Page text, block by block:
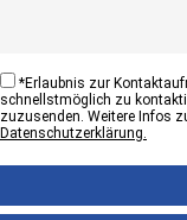
*Erlaubnis zur
schnellstmöglich zu
zuzusenden. Weitere Infos
Datenschutzerklärung.